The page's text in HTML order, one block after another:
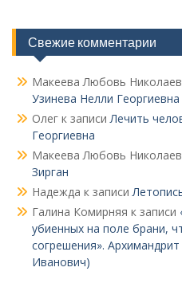
Свежие комментарии
Макеева Любовь
Узинева Нелли Георгиевна
Олег к записиЛечить
Георгиевна
Макеева Любовь
Зирган
Надежда к записи
Галина Комирняя к записи
убиенных на поле брани,
согрешения».
Иванович)